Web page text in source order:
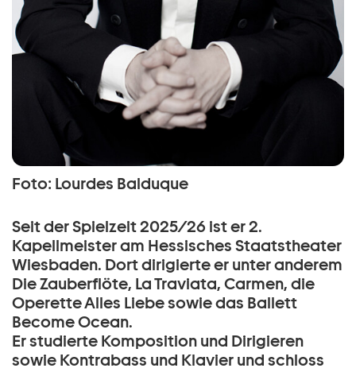
Foto: Lourdes Balduque
Seit der Spielzeit 2025/26 ist er 2.
Kapellmeister am Hessisches Staatstheater
Wiesbaden. Dort dirigierte er unter anderem
Die Zauberflöte, La Traviata, Carmen, die
Operette Alles Liebe sowie das Ballett
Become Ocean.
Er studierte Komposition und Dirigieren
sowie Kontrabass und Klavier und schloss